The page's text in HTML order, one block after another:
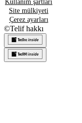
Kullanım şartları
Site mülkiyeti
Çerez ayarları
©Telif hakkı